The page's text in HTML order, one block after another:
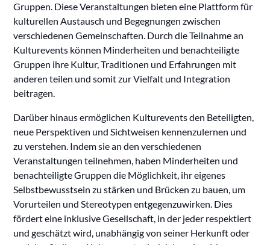
Gruppen. Diese Veranstaltungen bieten eine Plattform für
kulturellen Austausch und Begegnungen zwischen
verschiedenen Gemeinschaften. Durch die Teilnahme an
Kulturevents können Minderheiten und benachteiligte
Gruppen ihre Kultur, Traditionen und Erfahrungen mit
anderen teilen und somit zur Vielfalt und Integration
beitragen.
Darüber hinaus ermöglichen Kulturevents den Beteiligten,
neue Perspektiven und Sichtweisen kennenzulernen und
zu verstehen. Indem sie an den verschiedenen
Veranstaltungen teilnehmen, haben Minderheiten und
benachteiligte Gruppen die Möglichkeit, ihr eigenes
Selbstbewusstsein zu stärken und Brücken zu bauen, um
Vorurteilen und Stereotypen entgegenzuwirken. Dies
fördert eine inklusive Gesellschaft, in der jeder respektiert
und geschätzt wird, unabhängig von seiner Herkunft oder